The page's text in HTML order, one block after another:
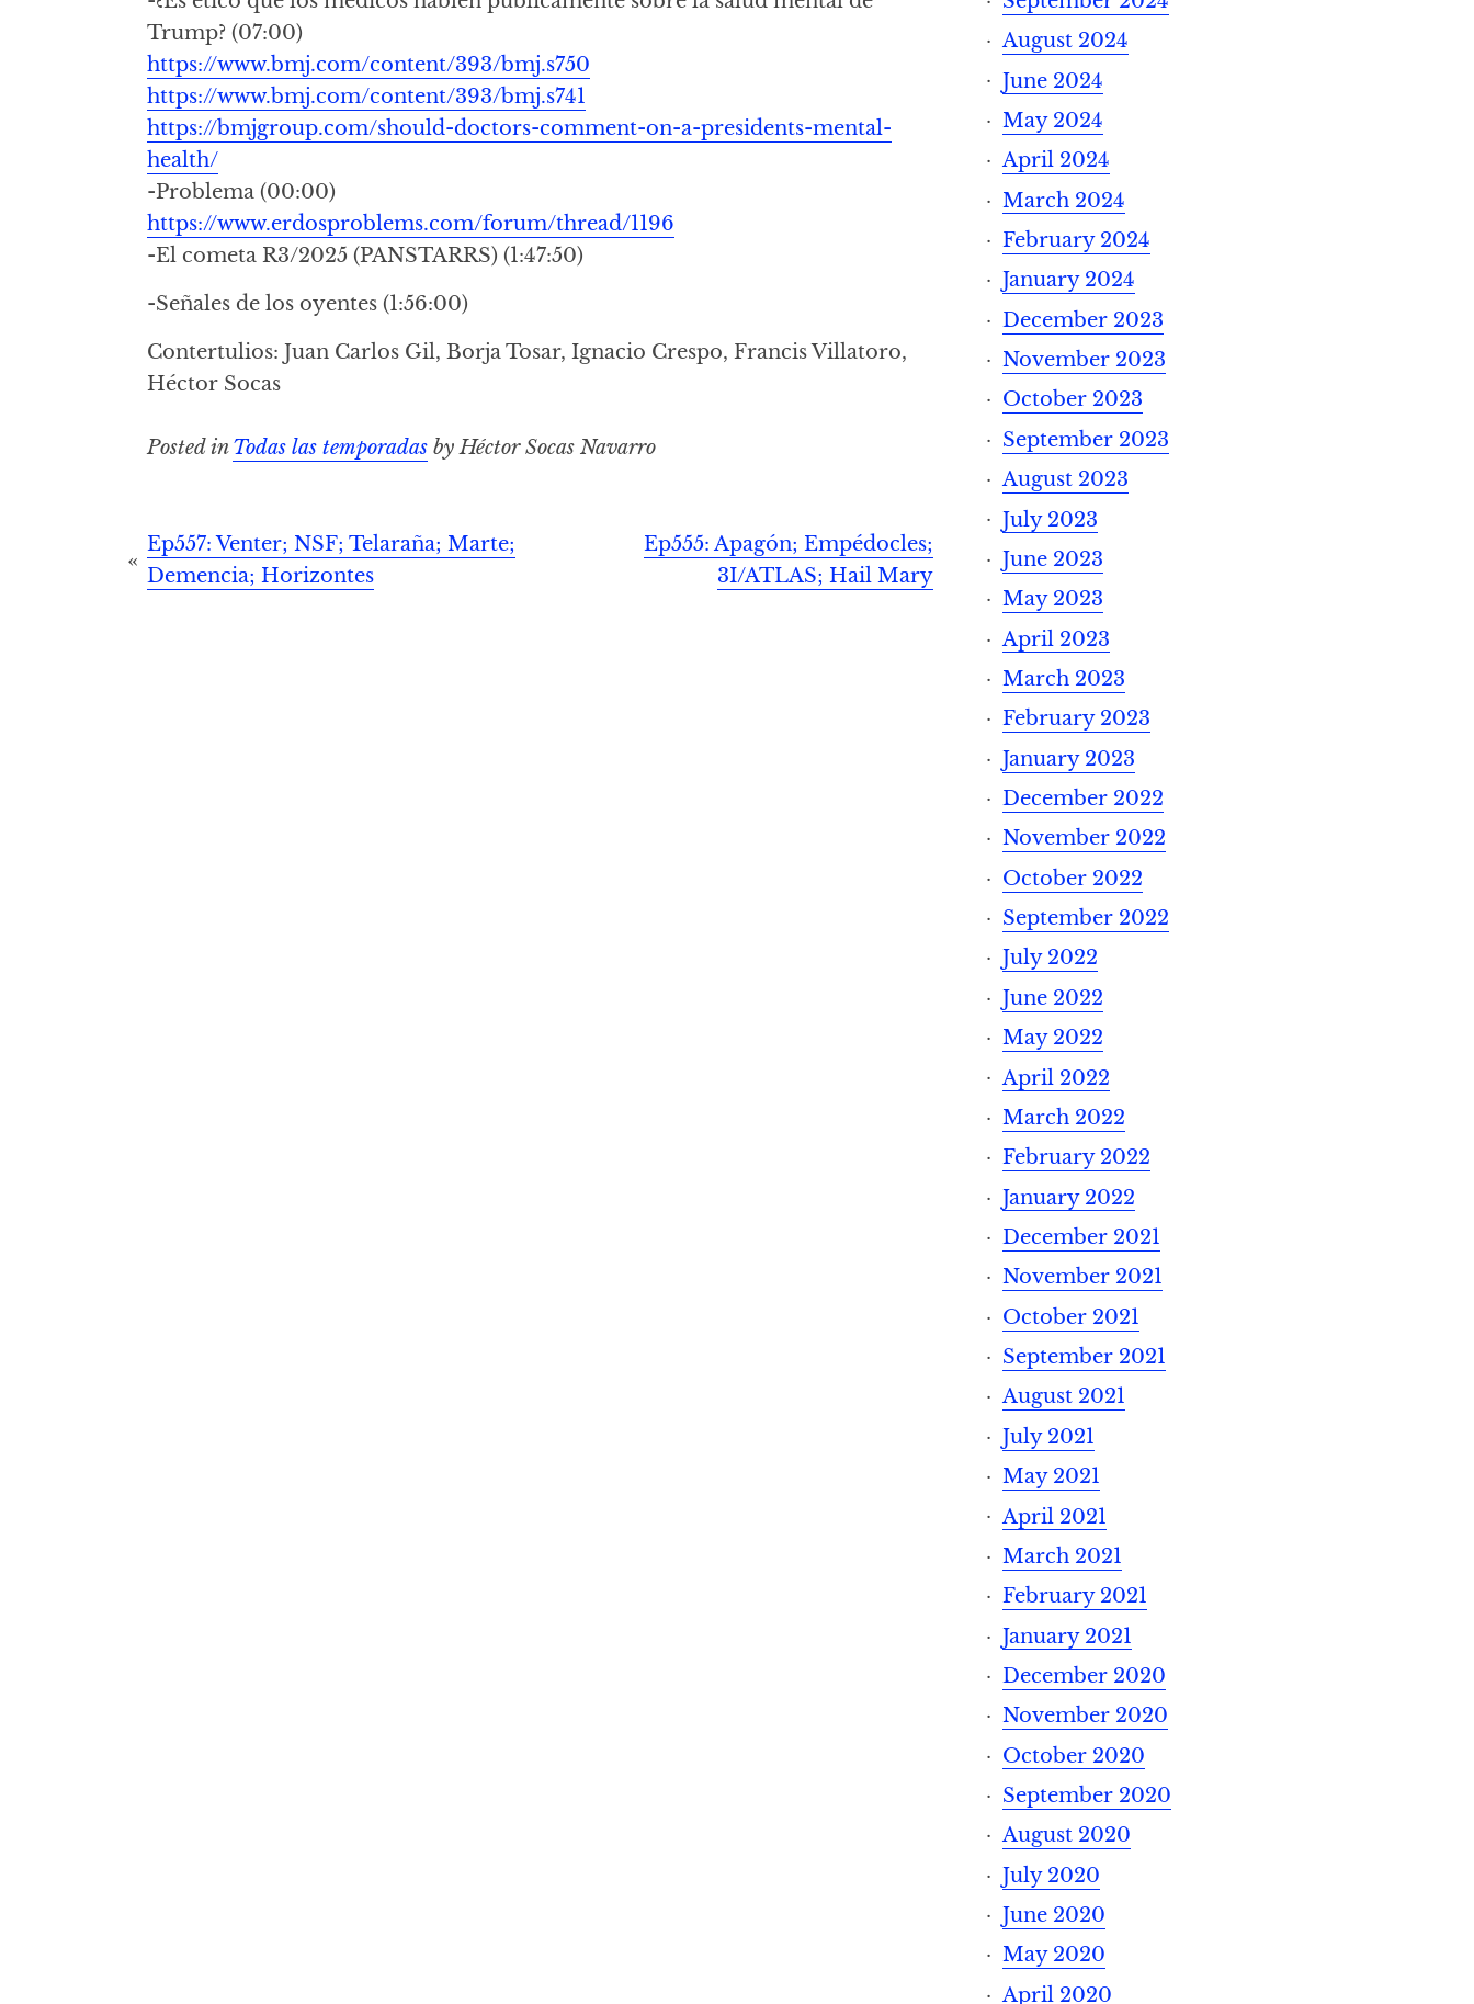
Trump? (07:00)
https://www.bmj.com/content/393/bmj.s750
https://www.bmj.com/content/393/bmj.s741
https://bmjgroup.com/should-doctors-comment-on-a-presidents-mental-
health/
-Problema (00:00)
https://www.erdosproblems.com/forum/thread/1196
-El cometa R3/2025 (PANSTARRS) (1:47:50)
-Señales de los oyentes (1:56:00)
Contertulios: Juan Carlos Gil, Borja Tosar, Ignacio Crespo, Francis Villatoro,
Héctor Socas
Posted inTodas las temporadas by Héctor Socas Navarro
Post
navigation
Ep555: Apagón; Empédocles;
3I/ATLAS; Hail Mary
Ep557: Venter; NSF; Telaraña; Marte;
Demencia; Horizontes
August 2024
June 2024
May 2024
April 2024
March 2024
February 2024
January 2024
December 2023
November 2023
October 2023
September 2023
August 2023
July 2023
June 2023
May 2023
April 2023
March 2023
February 2023
January 2023
December 2022
November 2022
October 2022
September 2022
July 2022
June 2022
May 2022
April 2022
March 2022
February 2022
January 2022
December 2021
November 2021
October 2021
September 2021
August 2021
July 2021
May 2021
April 2021
March 2021
February 2021
January 2021
December 2020
November 2020
October 2020
September 2020
August 2020
July 2020
June 2020
May 2020
April 2020